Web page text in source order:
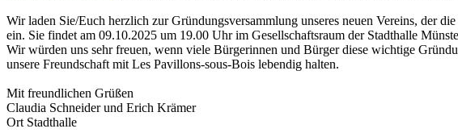
Wir laden Sie/Euch herzlich zur Gründungsversammlung unseres neuen Vereins, der
ein. Sie findet am 09.10.2025 um 19.00 Uhr im Gesellschaftsraum der Stadthalle
Wir würden uns sehr freuen, wenn viele Bürgerinnen und Bürger diese wichtige
unsere Freundschaft mit Les Pavillons-sous-Bois lebendig halten.
Mit freundlichen Grüßen
Claudia Schneider und Erich Krämer
Ort Stadthalle